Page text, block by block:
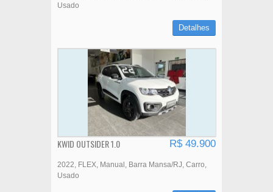
Usado
Detalhes
KWID OUTSIDER 1.0 R$ 49.900
2022 FLEX Manual Barra Mansa/RJ Carro
Usado